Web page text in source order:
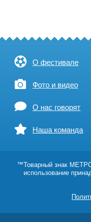
О фестивале
Фото и видео
О нас говорят
Наша команда
™Товарный знак
использование